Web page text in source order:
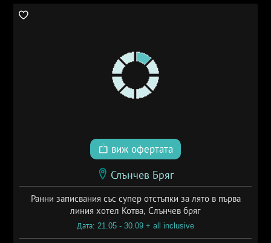
виж офертата
Слънчев Бряг
Ранни записвания със супер отстъпки за лято в първа
линия хотел Котва, Слънчев бряг
Дата: 21.05 - 30.09 + all inclusive